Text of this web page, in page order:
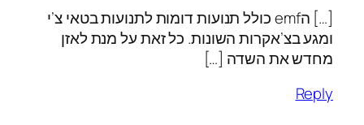
[…] הemf כולל תנועות דומות לתנועות בטאי צ’י
ומגע בצ’אקרות השונות. כל זאת על מנת לאזן
מחדש את השדה […]
Reply